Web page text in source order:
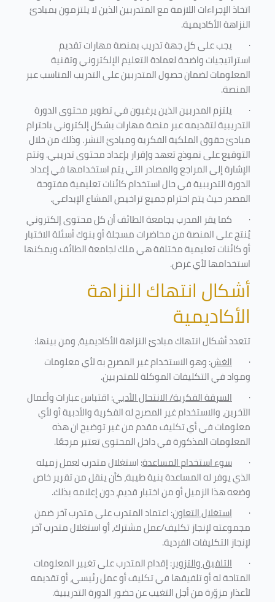
اتخاذ الإجراءات اللازمة مع المتدربين الذين لا يلتزمون بمبادئ
النزاهة الأكاديمية.
· يجب على كل جهة تدريب بمنصة مهارات تقديم
استراتيجيات واضحة لعمادة التعليم الإلكتروني وتقنية
المعلومات لضمان حصول المتدربين على التدريب المناسب عبر
المنصة.
· يلتزم المدربين الذين يرغبون في تطوير محتوى الدورة
التدريبية لتقديمه عبر منصة مهارات بشكل إلكتروني باحترام
مبادئ حقوق الملكية الفكرية ومبادئ النشر. وذلك من خلال
التوقيع على نموذج تعهد وإقرار بإعداد محتوى تدريبي. وتتم
الإشارة إلى المراجع والمصادر التي يتم استخدامها في إعداد
الدورة التدريبية في حال استخدام كائنات تعليمية مفتوحة
المصدر حيث يتم احترام جميع تراخيص المشاع الإبداعي.
· كما يقر المدرب بجامعة الطائف أن كل محتوى إلكتروني
يُنتج على المنصة من محاضرات مسجلة أو بنوك أسئلة الاختبار
أو كائنات تعليمية مختلفة هي ملك لجامعة الطائف ويمكنها
استخدامها لأي غرض.
أشكال انتهاك النزاهة
الأكاديمية
تتعدد أشكال انتهاك مبادئ النزاهة الأكاديمية، ومن بينها:
· الغش: وهو الاستخدام غير المصرح به لأي معلومات
ومواد في التكليفاتالموكلة للمتدربين.
· السرقة الفكرية/ الانتحال الأدبي: اقتباس عبارات وأعمال
الآخرين، والاستخدام غير المصرح له الفكرية والأدبية أو لأي
معلومات في أي تكليف مقدم من غير توضيح ان هذه
المعلومات المذكورة في داخل المحتوى تعتبر مرجعًا.
· سوء استخدام المساعدة: استغلال متدرب لعمل زميله
الذي يوفر له المساعدة بنية طيبة، كأن ينقل من تقرير خاص
وضعه هذا الزميل أو من اختبار قديم، دون إعلامه بذلك.
· استغلال التعاون: اعتماد المتدرب على متدرب آخر ضمن
مجموعته لإنجاز تكليف/عمل مشترك، أو استغلال متدرب آخر
لإنجاز التكليفات الفردية.
· التلفيق والتزوير: إقدام المتدرب على تغيير المعلومات
المتاحة له أو تلفيقها في تكليف أو عمل رئيسي، أو تقديمه
لأعذار مزوّرة من أجل التغيب عن حضور الدورة التدريبية.